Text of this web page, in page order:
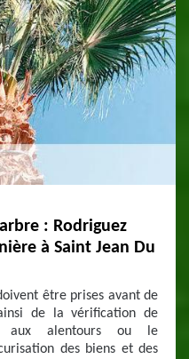
: Rodriguez
à Saint Jean Du
être prises avant de
de la vérification de
aux alentours ou le
des biens et des